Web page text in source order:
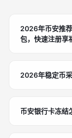
2026年币安推
包，快速注册享
2026年稳定币
币安银行卡冻结